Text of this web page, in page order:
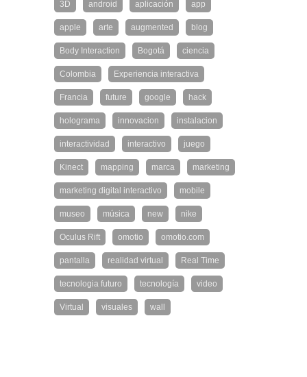
3D android aplicación app
apple arte augmented blog
Body Interaction Bogotá ciencia
Colombia Experiencia interactiva
Francia future google hack
holograma innovacion instalacion
interactividad interactivo juego
Kinect mapping marca marketing
marketing digital interactivo mobile
museo música new nike
Oculus Rift omotio omotio.com
pantalla realidad virtual Real Time
tecnologia futuro tecnología video
Virtual visuales wall